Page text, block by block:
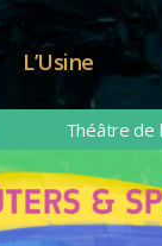
L’Usine
Théâtre de